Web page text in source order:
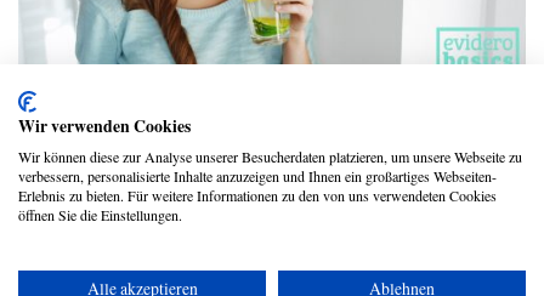
Ist eine Fastenkur wirklich zum
Abnehmen geeignet?
evidero Redaktion
Wir verwenden Cookies
Wir können diese zur Analyse unserer Besucherdaten platzieren, um unsere Webseite zu
verbessern, personalisierte Inhalte anzuzeigen und Ihnen ein großartiges Webseiten-
Erlebnis zu bieten. Für weitere Informationen zu den von uns verwendeten Cookies
öffnen Sie die Einstellungen.
Alle akzeptieren Ablehnen